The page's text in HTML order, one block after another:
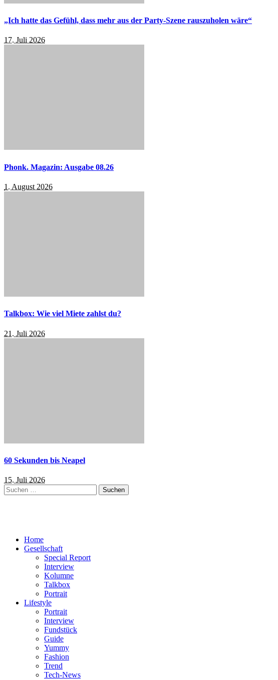
„Ich hatte das Gefühl, dass mehr aus der Party-Szene rauszuholen wäre“
17. Juli 2026
Phonk. Magazin: Ausgabe 08.26
1. August 2026
Talkbox: Wie viel Miete zahlst du?
21. Juli 2026
60 Sekunden bis Neapel
15. Juli 2026
Suchen
nach:
Home
Gesellschaft
Special Report
Interview
Kolumne
Talkbox
Portrait
Lifestyle
Portrait
Interview
Fundstück
Guide
Yummy
Fashion
Trend
Tech-News